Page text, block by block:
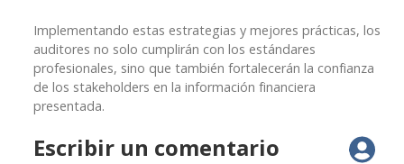
Implementando estas estrategias y mejores prácticas, los
auditores no solo cumplirán con los estándares
profesionales, sino que también fortalecerán la confianza
de los stakeholders en la información financiera
presentada.
Escribir un comentario